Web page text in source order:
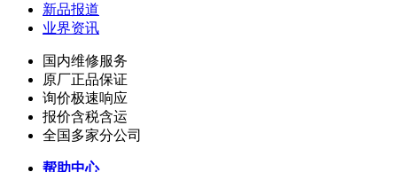
新品报道
业界资讯
国内维修服务
原厂正品保证
询价极速响应
报价含税含运
全国多家分公司
帮助中心